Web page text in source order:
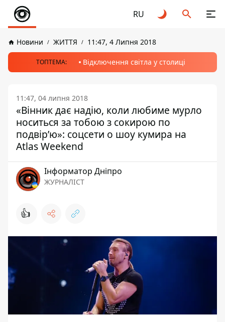
RU
Новини ЖИТТЯ 11:47, 4 Липня 2018
ТОПТЕМА: Відключення світла у столиці
11:47, 04 липня 2018
«Вінник дає надію, коли любиме мурло
носиться за тобою з сокирою по
подвір’ю»: соцсети о шоу кумира на
Atlas Weekend
Інформатор Дніпро
ЖУРНАЛІСТ
👍